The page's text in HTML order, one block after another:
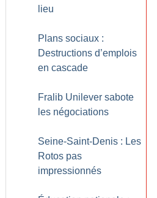
lieu
Plans sociaux :
Destructions d’emplois
en cascade
Fralib Unilever sabote
les négociations
Seine-Saint-Denis : Les
Rotos pas
impressionnés